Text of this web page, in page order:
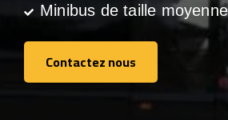
Minibus de taille
Contactez nous
Contactez nous